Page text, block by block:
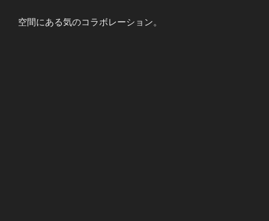
空間にある気のコラボレーション。